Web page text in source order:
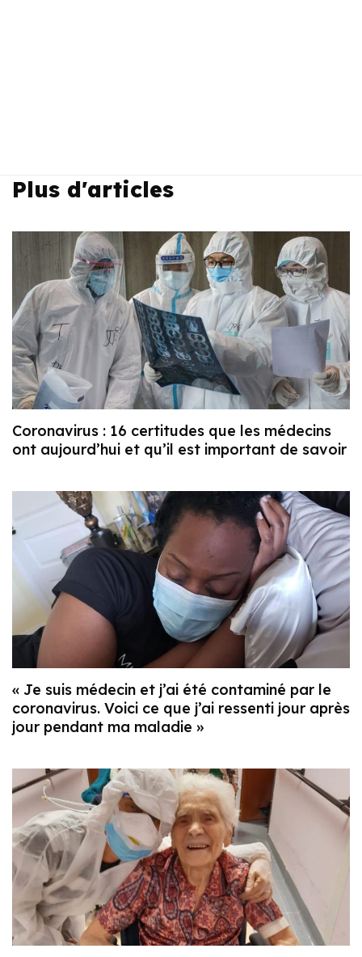
Plus d'articles
Coronavirus : 16 certitudes que les médecins
ont aujourd’hui et qu’il est important de savoir
« Je suis médecin et j’ai été contaminé par le
coronavirus. Voici ce que j’ai ressenti jour après
jour pendant ma maladie »